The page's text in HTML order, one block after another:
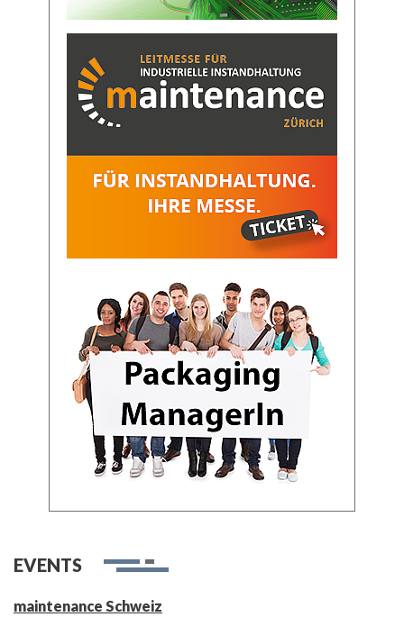
EVENTS
maintenance Schweiz